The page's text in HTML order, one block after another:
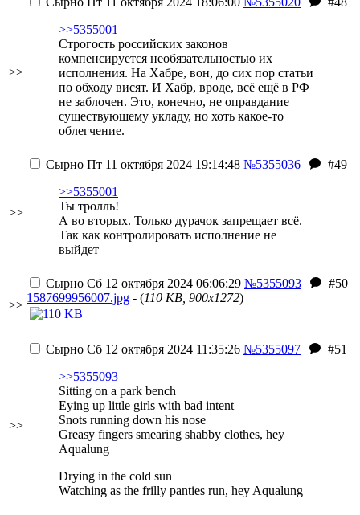
>>
>>5355001
Строгость российских законов
компенсируется необязательностью их
исполнения. На Хабре, вон, до сих пор статьи
по обходу висят. И Хабр, вроде, всё ещё в РФ
не заблочен. Это, конечно, не оправдание
существуюшему укладу, но хоть какое-то
облегчение.
>>
Сырно Пт 11 октября 2024 19:14:48 №5355036
#49
>>5355001
Ты тролль!
А во вторых. Только дурачок запрещает всё.
Так как контролировать исполнение не
выйдет
>>
Сырно Сб 12 октября 2024 06:06:29 №5355093
#50
1587699956007.jpg - (110 KB, 900x1272)
>>
Сырно Сб 12 октября 2024 11:35:26 №5355097
#51
>>5355093
Sitting on a park bench
Eying up little girls with bad intent
Snots running down his nose
Greasy fingers smearing shabby clothes, hey
Aqualung
Drying in the cold sun
Watching as the frilly panties run, hey Aqualung